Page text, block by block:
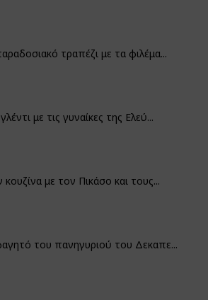
τραπέζι με τα φιλέμα...
με τις γυναίκες της Ελεύ...
κουζίνα με τον Πικάσο και τους...
του πανηγυριού του Δεκαπε...